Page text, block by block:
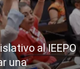
al IEEPO
una